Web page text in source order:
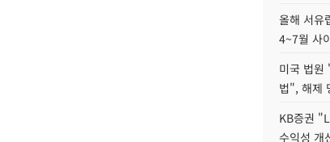
올해 서유
4~7월 사
미국 법원
법", 해제
KB증권
수익성 개